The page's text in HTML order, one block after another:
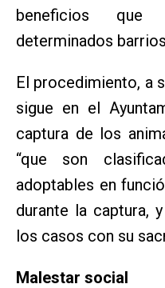
beneficios
determinados
El procedimiento, a
sigue en el
captura de los
“que son
adoptables en
durante la captura,
los casos con su
Malestar social